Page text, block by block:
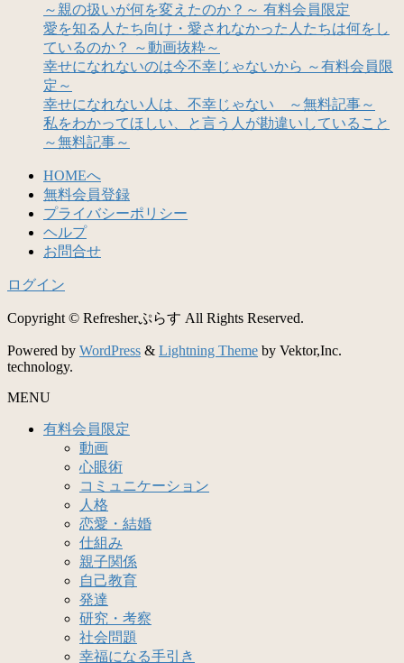
～親の扱いが何を変えたのか？～ 有料会員限定
愛を知る人たち向け・愛されなかった人たちは何をし
ているのか？ ～動画抜粋～
幸せになれないのは今不幸じゃないから ～有料会員限
定～
幸せになれない人は、不幸じゃない ～無料記事～
私をわかってほしい、と言う人が勘違いしていること
～無料記事～
HOMEへ
無料会員登録
プライバシーポリシー
ヘルプ
お問合せ
ログイン
Copyright © Refresherぷらす All Rights Reserved.
Powered by WordPress & Lightning Theme by Vektor,Inc.
technology.
MENU
有料会員限定
動画
心眼術
コミュニケーション
人格
恋愛・結婚
仕組み
親子関係
自己教育
発達
研究・考察
社会問題
幸福になる手引き